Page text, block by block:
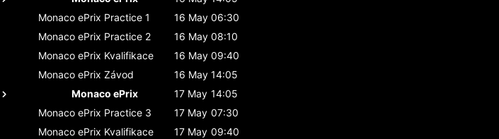
Monaco ePrix Practice 1 16 May 06:30
Monaco ePrix Practice 2 16 May 08:10
Monaco ePrix Kvalifikace 16 May 09:40
Monaco ePrix Závod 16 May 14:05
Monaco ePrix
17 May 14:05
Monaco ePrix Practice 3 17 May 07:30
Monaco ePrix Kvalifikace 17 May 09:40